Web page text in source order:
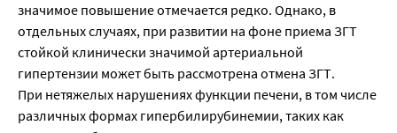
значимое повышение отмечается редко. Однако, в
отдельных случаях, при развитии на фоне приема ЗГТ
стойкой клинически значимой артериальной
гипертензии может быть рассмотрена отмена ЗГТ.
При нетяжелых нарушениях функции печени, в том числе
различных формах гипербилирубинемии, таких как